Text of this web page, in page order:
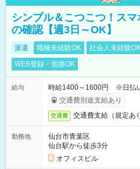
シンプル＆こつこつ！ス
の確認【週3日～OK】
派遣 職種未経験OK 社会人未経験
WEB登録・面接OK
給与
時給1400～1600円 ※日払
交通費別途支給あり
交通費 交通費支給（規定あ
勤務地
仙台市青葉区
仙台駅から徒歩3分
オフィスビル